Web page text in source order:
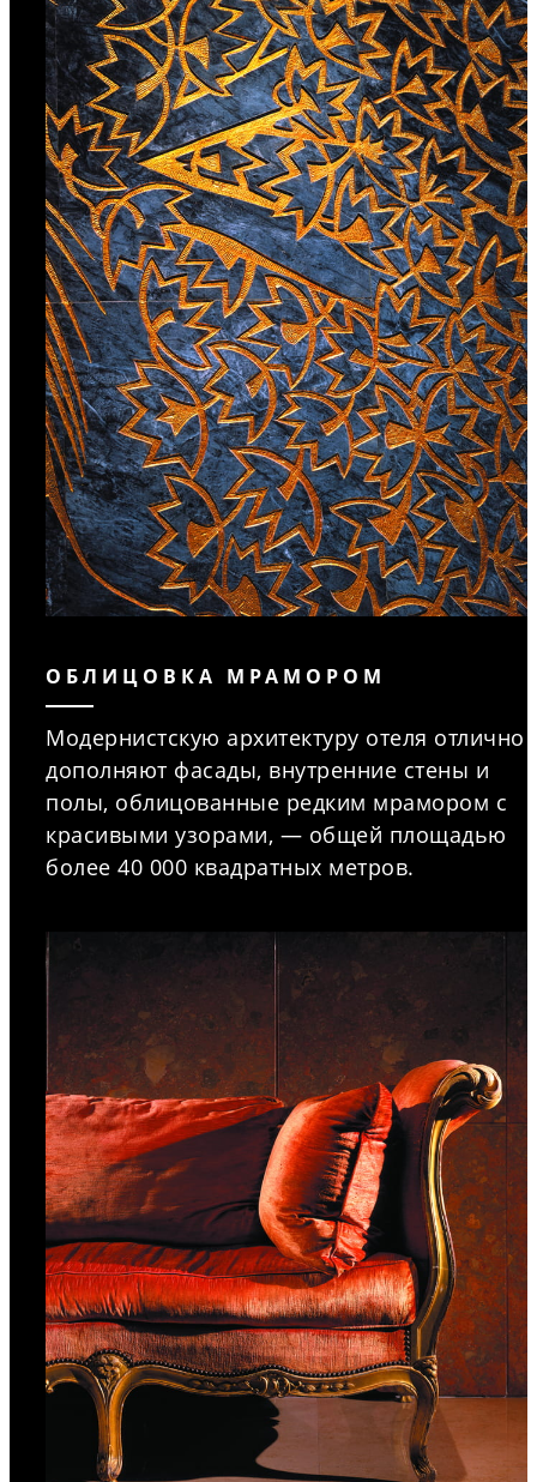
ОБЛИЦОВКА МРАМОРОМ
Модернистскую архитектуру отеля отлично
дополняют фасады, внутренние стены и
полы, облицованные редким мрамором с
красивыми узорами, — общей площадью
более 40 000 квадратных метров.